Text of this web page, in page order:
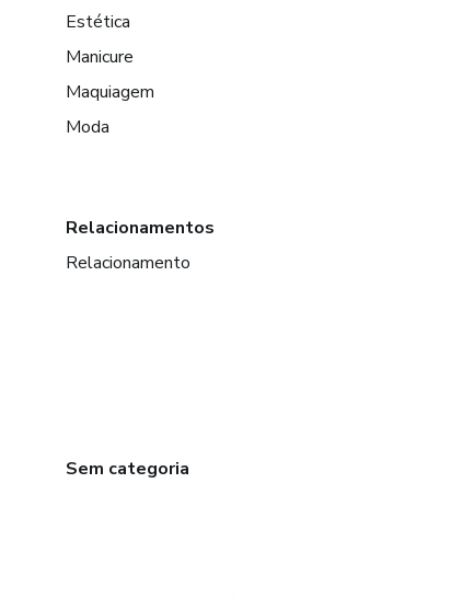
Estética
Manicure
Maquiagem
Moda
Relacionamentos
Relacionamento
Sem categoria